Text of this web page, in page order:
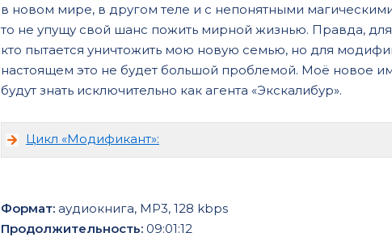
в новом мире, в другом теле и с непонятными
то не упущу свой шанс пожить мирной жизнью. Правда,
кто пытается уничтожить мою новую семью, но для
настоящем это не будет большой проблемой. Моё новое
будут знать исключительно как агента «Экскалибур».
Цикл «Модификант»:
Формат: аудиокнига, MP3, 128 kbps
Продолжительность: 09:01:12